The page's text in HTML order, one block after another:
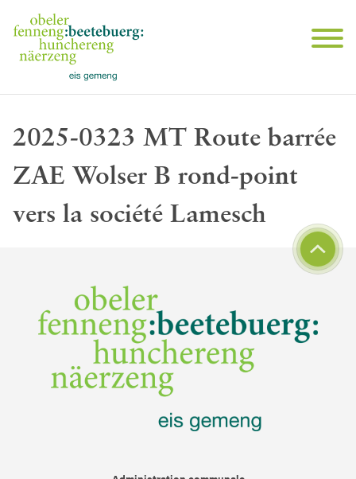
2025-0323 MT Route barrée
ZAE Wolser B rond-point
vers la société Lamesch